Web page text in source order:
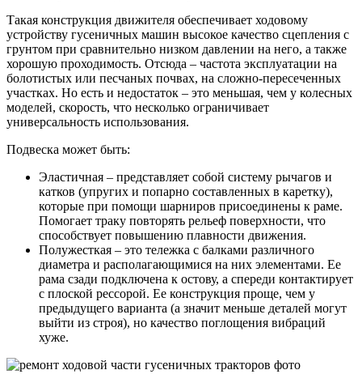
Такая конструкция движителя обеспечивает ходовому
устройству гусеничных машин высокое качество сцепления с
грунтом при сравнительно низком давлении на него, а также
хорошую проходимость. Отсюда – частота эксплуатации на
болотистых или песчаных почвах, на сложно-пересеченных
участках. Но есть и недостаток – это меньшая, чем у колесных
моделей, скорость, что несколько ограничивает
универсальность использования.
Подвеска может быть:
Эластичная – представляет собой систему рычагов и
катков (упругих и попарно составленных в каретку),
которые при помощи шарниров присоединены к раме.
Помогает траку повторять рельеф поверхности, что
способствует повышению плавности движения.
Полужесткая – это тележка с балками различного
диаметра и располагающимися на них элементами. Ее
рама сзади подключена к остову, а спереди контактирует
с плоской рессорой. Ее конструкция проще, чем у
предыдущего варианта (а значит меньше деталей могут
выйти из строя), но качество поглощения вибраций
хуже.